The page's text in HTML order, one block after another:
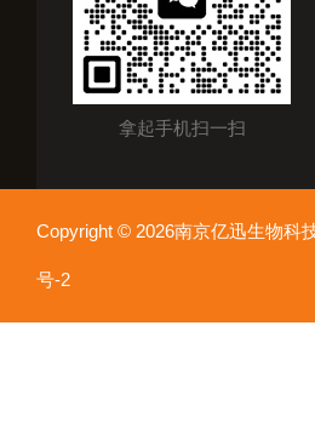
拿起手机扫一扫
Copyright © 2026南京亿迅生物
号-2